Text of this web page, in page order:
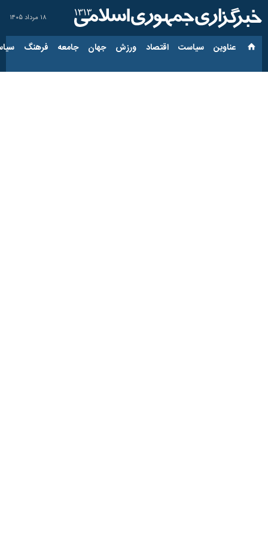
۱۸ مرداد ۱۴۰۵
عناوین‌ سیاست اقتصاد ورزش جهان جامعه فرهنگ